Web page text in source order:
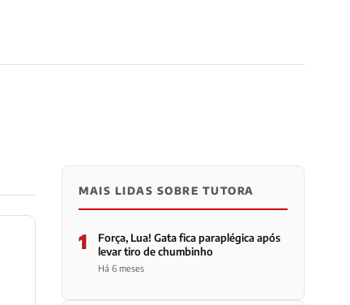
MAIS LIDAS SOBRE TUTORA
1
Força, Lua! Gata fica paraplégica após
levar tiro de chumbinho
Há 6 meses